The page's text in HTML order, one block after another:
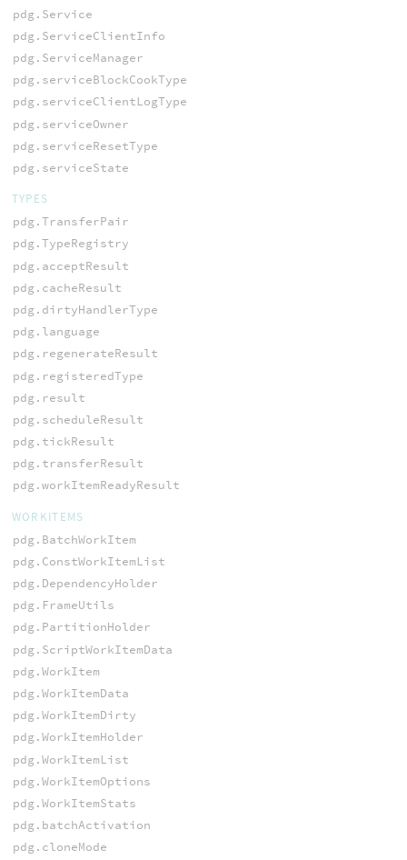
pdg.Service
pdg.ServiceClientInfo
pdg.ServiceManager
pdg.serviceBlockCookType
pdg.serviceClientLogType
pdg.serviceOwner
pdg.serviceResetType
pdg.serviceState
TYPES
pdg.TransferPair
pdg.TypeRegistry
pdg.acceptResult
pdg.cacheResult
pdg.dirtyHandlerType
pdg.language
pdg.regenerateResult
pdg.registeredType
pdg.result
pdg.scheduleResult
pdg.tickResult
pdg.transferResult
pdg.workItemReadyResult
WORKITEMS
pdg.BatchWorkItem
pdg.ConstWorkItemList
pdg.DependencyHolder
pdg.FrameUtils
pdg.PartitionHolder
pdg.ScriptWorkItemData
pdg.WorkItem
pdg.WorkItemData
pdg.WorkItemDirty
pdg.WorkItemHolder
pdg.WorkItemList
pdg.WorkItemOptions
pdg.WorkItemStats
pdg.batchActivation
pdg.cloneMode